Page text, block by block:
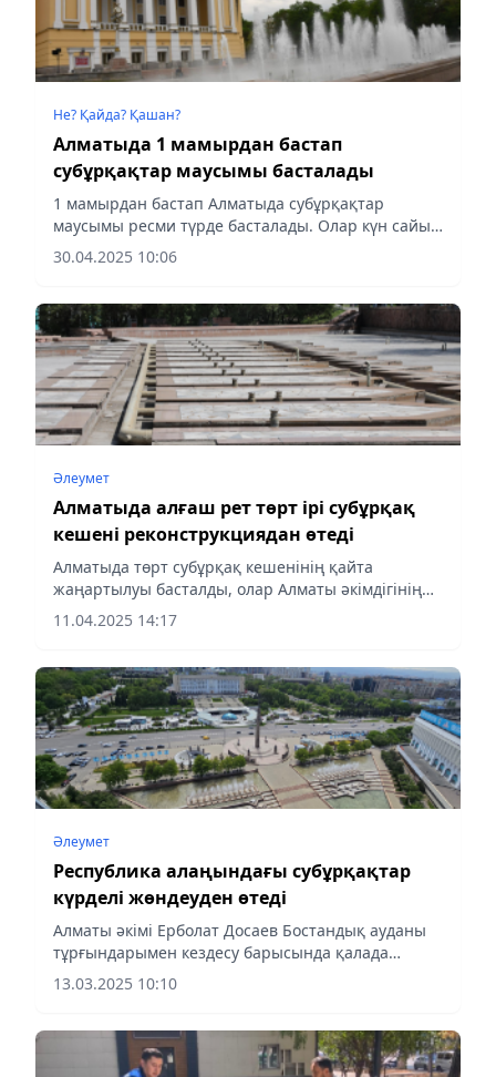
Не? Қайда? Қашан?
Алматыда 1 мамырдан бастап
субұрқақтар маусымы басталады
1 мамырдан бастап Алматыда субұрқақтар
маусымы ресми түрде басталады. Олар күн сайын
сағат 08:00-ден 23:00-ге дейін жұмыс істейді.
Олардың жұмысы 1 қазанға дейін созылады. Бұл
30.04.2025 10:06
Әлеумет
Алматыда алғаш рет төрт ірі субұрқақ
кешені реконструкциядан өтеді
Алматыда төрт субұрқақ кешенінің қайта
жаңартылуы басталды, олар Алматы әкімдігінің
Шығыс және Батыс субұрқақтары, Республика
алаңындағы субұрқақ және Ғ.Мүсрепов атындағы
11.04.2025 14:17
Әлеумет
Республика алаңындағы субұрқақтар
күрделі жөндеуден өтеді
Алматы әкімі Ерболат Досаев Бостандық ауданы
тұрғындарымен кездесу барысында қалада
қоғамдық кеңістіктерді көркейту және жайлы
қалалық орта құру жұмыстары жүйелі түрде
13.03.2025 10:10